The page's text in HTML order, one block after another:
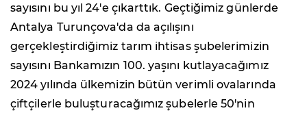
sayısını bu yıl 24'e çıkarttık. Geçtiğimiz günlerde
Antalya Turunçova'da da açılışını
gerçekleştirdiğimiz tarım ihtisas şubelerimizin
sayısını Bankamızın 100. yaşını kutlayacağımız
2024 yılında ülkemizin bütün verimli ovalarında
çiftçilerle buluşturacağımız şubelerle 50'nin